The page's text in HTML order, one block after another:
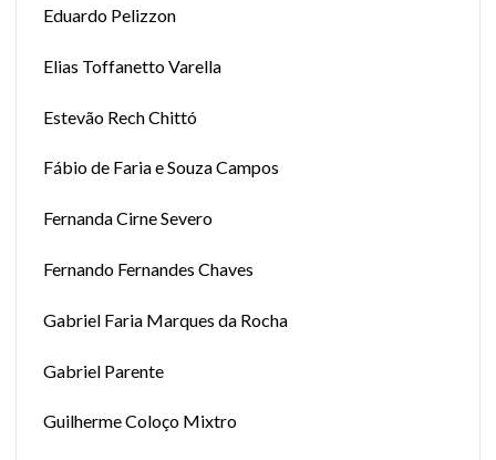
Eduardo Pelizzon
Elias Toffanetto Varella
Estevão Rech Chittó
Fábio de Faria e Souza Campos
Fernanda Cirne Severo
Fernando Fernandes Chaves
Gabriel Faria Marques da Rocha
Gabriel Parente
Guilherme Coloço Mixtro